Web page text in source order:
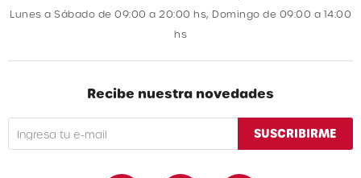
Lunes a Sábado de 09:00 a 20:00 hs, Domingo de 09:00 a 14:00
hs
Recibe nuestra novedades
SUSCRIBIRME